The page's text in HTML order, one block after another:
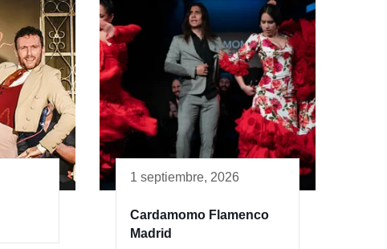
1 septiembre, 2026
Cardamomo Flamenco
Madrid